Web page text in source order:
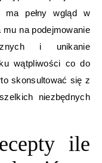
ma pełny wgląd w
na podejmowanie
i unikanie
wątpliwości co do
skonsultować się z
niezbędnych
ile